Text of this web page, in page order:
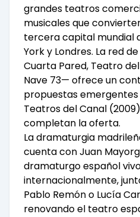
grandes teatros
musicales que
tercera capital mundial
York y Londres. La red
Cuarta Pared, Teatro
Nave 73— ofrece un
propuestas emergentes
Teatros del Canal
completan la oferta.
La dramaturgia
cuenta con Juan
dramaturgo español
internacionalmente,
Pablo Remón o Lucía
renovando el teatro